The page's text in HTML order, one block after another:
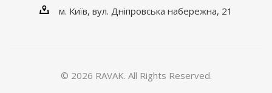
м. Київ, вул. Дніпровська набережна, 21
© 2026 RAVAK. All Rights Reserved.